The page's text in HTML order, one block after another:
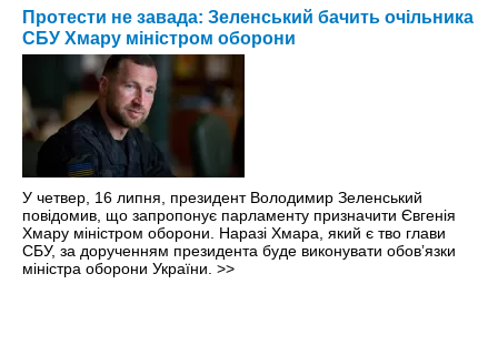
Протести не завада: Зеленський бачить очільника
СБУ Хмару міністром оборони
У четвер, 16 липня, президент Володимир Зеленський
повідомив, що запропонує парламенту призначити Євгенія
Хмару міністром оборони. Наразі Хмара, який є тво глави
СБУ, за дорученням президента буде виконувати обовʼязки
міністра оборони України. >>